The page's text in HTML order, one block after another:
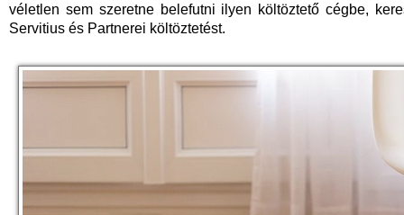
véletlen sem szeretne belefutni ilyen költöztető cégbe,
Servitius és Partnerei költöztetést.